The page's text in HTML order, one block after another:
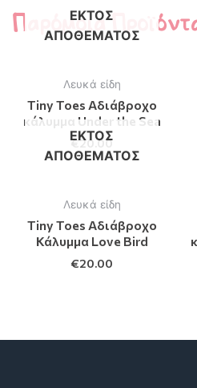
Παρόμοια
ΕΚΤΌΣ
ΑΠΟΘΈΜΑΤΟΣ
Λευκά είδη
Tiny Toes Αδιάβροχο
κάλυμμα Under the Sea
€20.00
ΕΚΤΌΣ
ΑΠΟΘΈΜΑΤΟΣ
Λευκά είδη
Tiny Toes Αδιάβροχο
Κάλυμμα Love Bird
€20.00